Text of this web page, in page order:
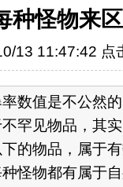
种怪物来
13 11:47:42 点
数值是不公然
罕见物品，其
的物品，属于
怪物都有属于